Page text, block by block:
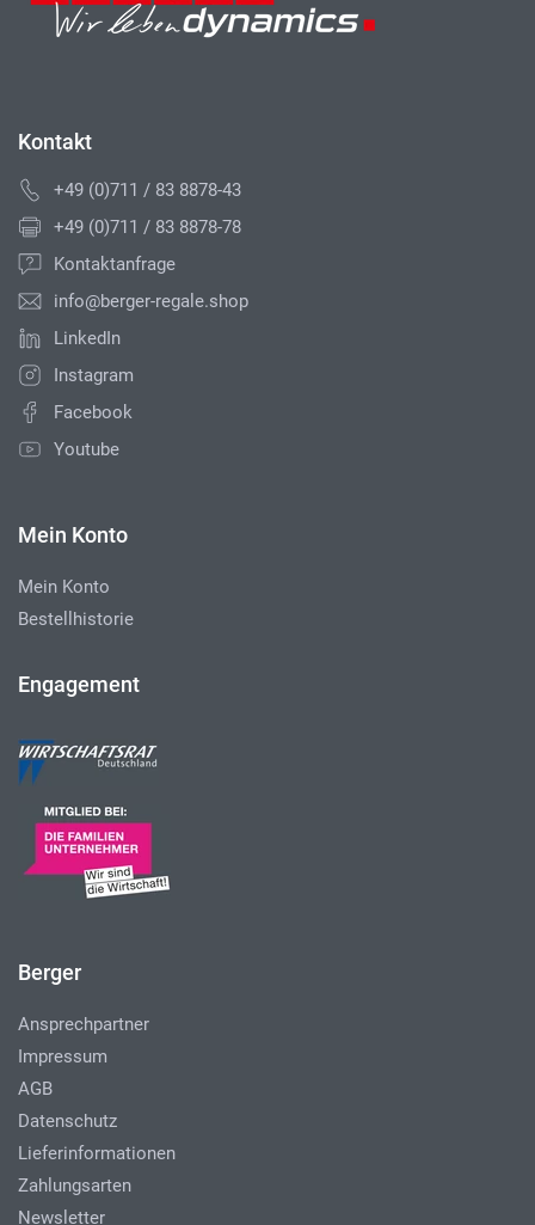
Kontakt
+49 (0)711 / 83 8878-43
+49 (0)711 / 83 8878-78
Kontaktanfrage
info@berger-regale.shop
LinkedIn
Instagram
Facebook
Youtube
Mein Konto
Mein Konto
Bestellhistorie
Engagement
Berger
Ansprechpartner
Impressum
AGB
Datenschutz
Lieferinformationen
Zahlungsarten
Newsletter